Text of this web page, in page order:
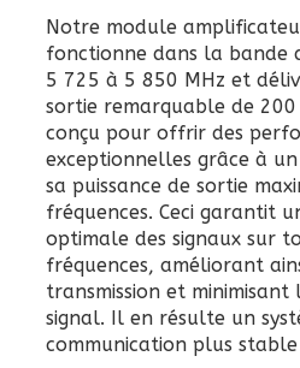
Notre module
fonctionne dans la bande
5 725 à 5 850 MHz et
sortie remarquable de 200
conçu pour offrir des
exceptionnelles grâce à
sa puissance de sortie
fréquences. Ceci garantit
optimale des signaux sur
fréquences, améliorant
transmission et
signal. Il en résulte un
communication plus